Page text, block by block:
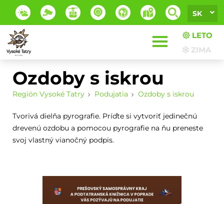
SK
LETO
ZIMA
Ozdoby s iskrou
Región Vysoké Tatry Podujatia Ozdoby s iskrou
Tvorivá dielňa pyrografie. Príďte si vytvoriť jedinečnú
drevenú ozdobu a pomocou pyrografie na ňu preneste
svoj vlastný vianočný podpis.